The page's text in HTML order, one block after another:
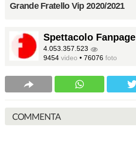
Grande Fratello Vip 2020/2021
Spettacolo Fanpage
4.053.357.523
9454 video • 76076 foto
COMMENTA